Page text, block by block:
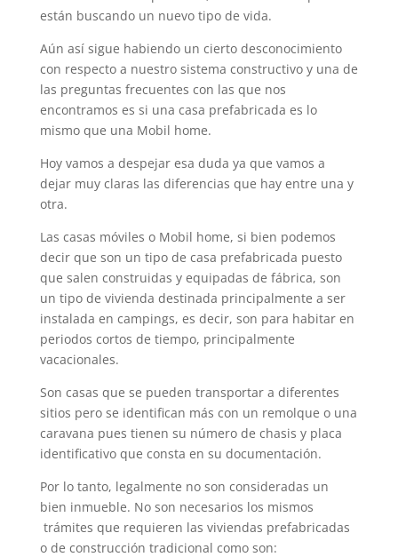
están buscando un nuevo tipo de vida.
Aún así sigue habiendo un cierto desconocimiento
con respecto a nuestro sistema constructivo y una de
las preguntas frecuentes con las que nos
encontramos es si una casa prefabricada es lo
mismo que una Mobil home.
Hoy vamos a despejar esa duda ya que vamos a
dejar muy claras las diferencias que hay entre una y
otra.
Las casas móviles o Mobil home, si bien podemos
decir que son un tipo de casa prefabricada puesto
que salen construidas y equipadas de fábrica, son
un tipo de vivienda destinada principalmente a ser
instalada en campings, es decir, son para habitar en
periodos cortos de tiempo, principalmente
vacacionales.
Son casas que se pueden transportar a diferentes
sitios pero se identifican más con un remolque o una
caravana pues tienen su número de chasis y placa
identificativo que consta en su documentación.
Por lo tanto, legalmente no son consideradas un
bien inmueble. No son necesarios los mismos
trámites que requieren las viviendas prefabricadas
o de construcción tradicional como son: